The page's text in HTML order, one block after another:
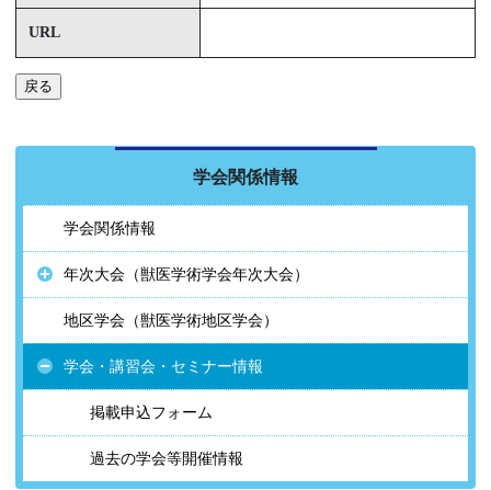
URL
戻る
学会関係情報
学会関係情報
年次大会（獣医学術学会年次大会）
地区学会（獣医学術地区学会）
学会・講習会・セミナー情報
掲載申込フォーム
過去の学会等開催情報